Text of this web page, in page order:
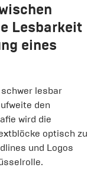
Lesbarkeit
eines
schwer lesbar
den
wird die
optisch zu
und Logos